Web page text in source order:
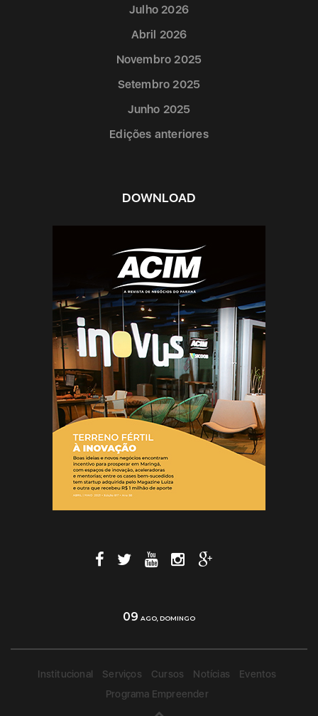
Julho 2026
Abril 2026
Novembro 2025
Setembro 2025
Junho 2025
Edições anteriores
DOWNLOAD
09 AGO, DOMINGO
Institucional Serviços Cursos Notícias
Eventos
Programa Empreender